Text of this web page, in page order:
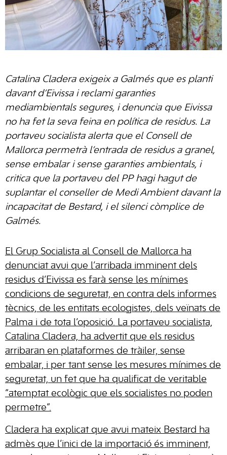
Catalina Cladera exigeix a Galmés que es planti
davant d’Eivissa i reclami garanties
mediambientals segures, i denuncia que Eivissa
no ha fet la seva feina en política de residus. La
portaveu socialista alerta que el Consell de
Mallorca permetrà l’entrada de residus a granel,
sense embalar i sense garanties ambientals, i
critica que la portaveu del PP hagi hagut de
suplantar el conseller de Medi Ambient davant la
incapacitat de Bestard, i el silenci còmplice de
Galmés.
El Grup Socialista al Consell de Mallorca ha
denunciat avui que l’arribada imminent dels
residus d’Eivissa es farà sense les mínimes
condicions de seguretat, en contra dels informes
tècnics, de les entitats ecologistes, dels veïnats de
Palma i de tota l’oposició. La portaveu socialista,
Catalina Cladera, ha advertit que els residus
arribaran en plataformes de tràiler, sense
embalar, i per tant sense les mesures mínimes de
seguretat, un fet que ha qualificat de veritable
“atemptat ecològic que els socialistes no poden
permetre”.
Cladera ha explicat que avui mateix Bestard ha
admès que l’inici de la importació és imminent,